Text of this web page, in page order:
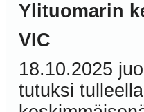
Ylituomarin
VIC
18.10.2025
tutuksi